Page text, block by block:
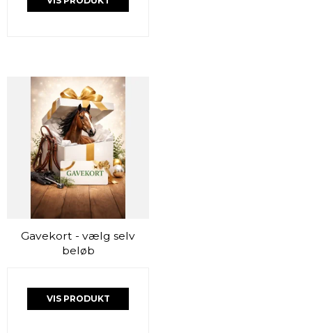
Gavekort - vælg selv
beløb
VIS PRODUKT